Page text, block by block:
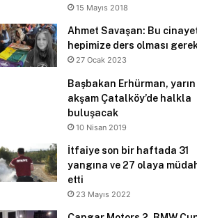
15 Mayıs 2018
Ahmet Savaşan: Bu
hepimize ders olması
27 Ocak 2023
Başbakan Erhürman, yarın
akşam Çatalköy’de halkla
buluşacak
10 Nisan 2019
İtfaiye son bir haftada 31
yangına ve 27 olaya
etti
23 Mayıs 2022